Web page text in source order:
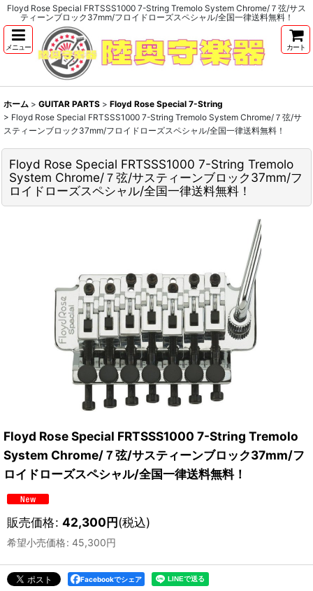
Floyd Rose Special FRTSSS1000 7-String Tremolo System Chrome/７弦/サス
ティーンブロック37mm/フロイドローズスペシャル/全国一律送料無料！
メニュー カート
ホーム > GUITAR PARTS > Floyd Rose Special 7-String
> Floyd Rose Special FRTSSS1000 7-String Tremolo System Chrome/７弦/サ
スティーンブロック37mm/フロイドローズスペシャル/全国一律送料無料！
Floyd Rose Special FRTSSS1000 7-String Tremolo
System Chrome/７弦/サスティーンブロック37mm/フ
ロイドローズスペシャル/全国一律送料無料！
Floyd Rose Special FRTSSS1000 7-String Tremolo
System Chrome/７弦/サスティーンブロック37mm/フ
ロイドローズスペシャル/全国一律送料無料！
販売価格: 42,300円(税込)
希望小売価格: 45,300円
Facebookでシェア